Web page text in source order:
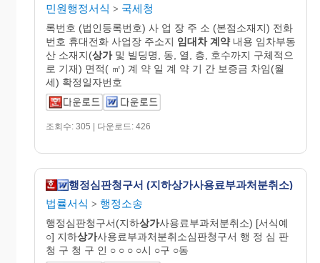
민원행정서식 > 국세청
록번호 (법인등록번호) 사 업 장 주 소 (본점소재지) 전화
번호 휴대전화 사업장 주소지 임대차 계약내용 임차부동
산 소재지(상가및 빌딩명, 동, 열, 층, 호수까지 구체적으
로 기재) 면적( ㎡) 계 약 일 계 약 기 간 보증금 차임(월
세) 확정일자번호
조회수: 305 | 다운로드: 426
행정심판청구서 (지하상가사용료부과처분취소)
법률서식 > 행정소송
행정심판청구서(지하상가사용료부과처분취소) [서식예
○] 지하상가사용료부과처분취소심판청구서 행 정 심 판
청 구 청 구 인 ○ ○ ○ ○시 ○구 ○동